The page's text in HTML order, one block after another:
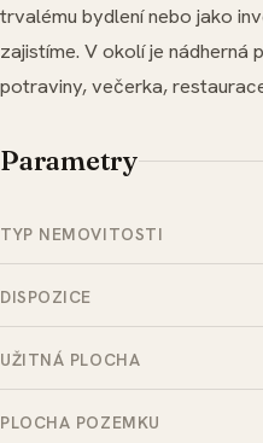
trvalému bydlení nebo jako
zajistíme. V okolí je nádherná
potraviny, večerka,
Parametry
TYP NEMOVITOSTI
DISPOZICE
UŽITNÁ PLOCHA
PLOCHA POZEMKU